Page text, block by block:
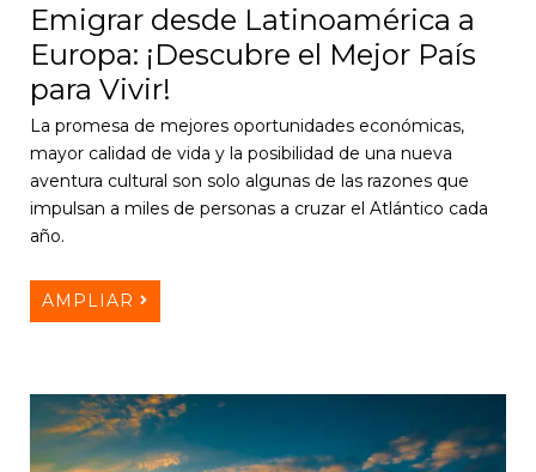
Emigrar desde Latinoamérica a
Europa: ¡Descubre el Mejor País
para Vivir!
La promesa de mejores oportunidades económicas,
mayor calidad de vida y la posibilidad de una nueva
aventura cultural son solo algunas de las razones que
impulsan a miles de personas a cruzar el Atlántico cada
año.
AMPLIAR